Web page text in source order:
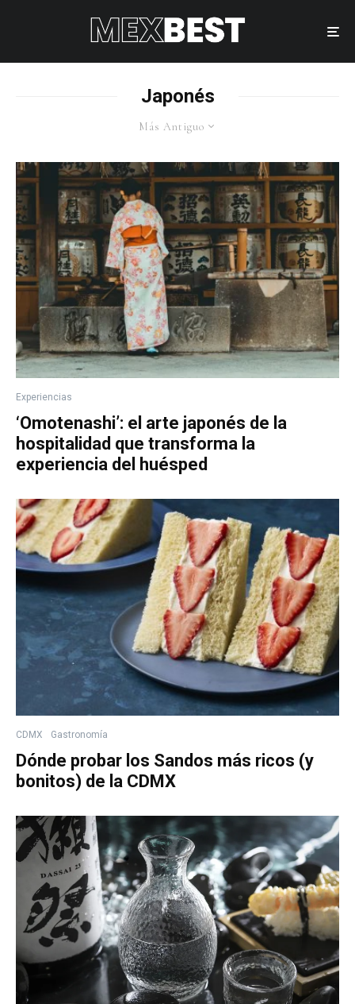
Japonés
Más Antiguo
Experiencias
‘Omotenashi’: el arte japonés de la
hospitalidad que transforma la
experiencia del huésped
CDMX Gastronomía
Dónde probar los Sandos más ricos (y
bonitos) de la CDMX